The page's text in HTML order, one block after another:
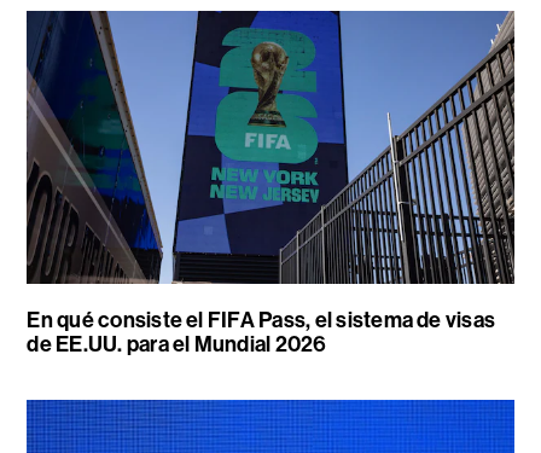
En qué consiste el FIFA Pass, el sistema de visas
de EE.UU. para el Mundial 2026